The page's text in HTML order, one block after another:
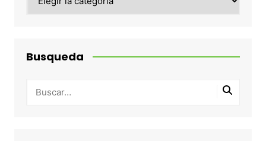
Busqueda